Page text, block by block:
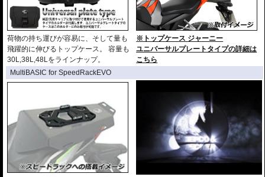
荷物の持ち運びが容易に、そして量も
飛躍的に伸びるトップケース。 容量も
30L,38L,48Lをラインナップ。
※トップケース ジャーニー
ユニバーサルプレートタイプの詳細は
こちら
MultiBASIC for SpeedRackEVO